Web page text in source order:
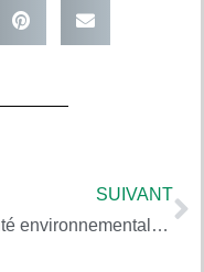
SUIVANT
Santé environnementale pour parents et produits parfumés